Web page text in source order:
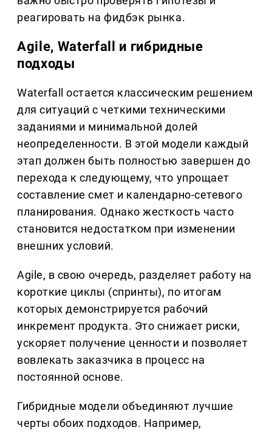
реагировать на фидбэк рынка.
Agile, Waterfall и гибридные
подходы
Waterfall остается классическим решением
для ситуаций с четкими техническими
заданиями и минимальной долей
неопределенности. В этой модели каждый
этап должен быть полностью завершен до
перехода к следующему, что упрощает
составление смет и календарно-сетевого
планирования. Однако жесткость часто
становится недостатком при изменении
внешних условий.
Agile, в свою очередь, разделяет работу на
короткие циклы (спринты), по итогам
которых демонстрируется рабочий
инкремент продукта. Это снижает риски,
ускоряет получение ценности и позволяет
вовлекать заказчика в процесс на
постоянной основе.
Гибридные модели объединяют лучшие
черты обоих подходов. Например,